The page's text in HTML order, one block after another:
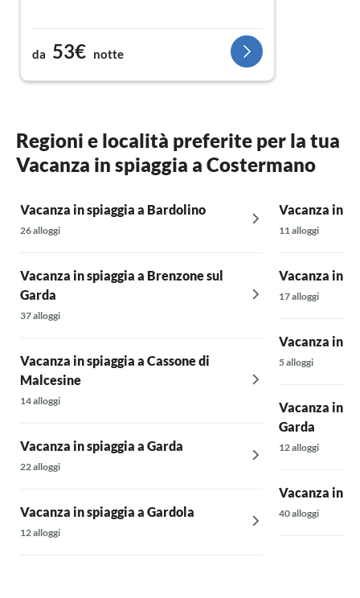
da 53€ notte
Regioni e località preferite per la tua
Vacanza in spiaggia a Costermano
Vacanza in spiaggia a Bardolino
26 alloggi
Vacanza in spiaggia a Brenzone sul
Garda
37 alloggi
Vacanza in spiaggia a Cassone di
Malcesine
14 alloggi
Vacanza in spiaggia a Garda
22 alloggi
Vacanza in spiaggia a Gardola
12 alloggi
Vacanza in
11 alloggi
Vacanza in
17 alloggi
Vacanza in
5 alloggi
Vacanza in
Garda
12 alloggi
Vacanza in
40 alloggi